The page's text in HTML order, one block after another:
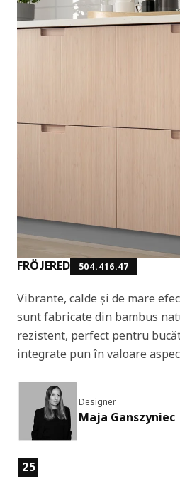
FRÖJERED 504.416.47
Vibrante, calde și de mare
sunt fabricate din bambus
rezistent, perfect pentru
integrate pun în valoare
Designer
Maja Ganszyniec
Caracteristicile produselor
25